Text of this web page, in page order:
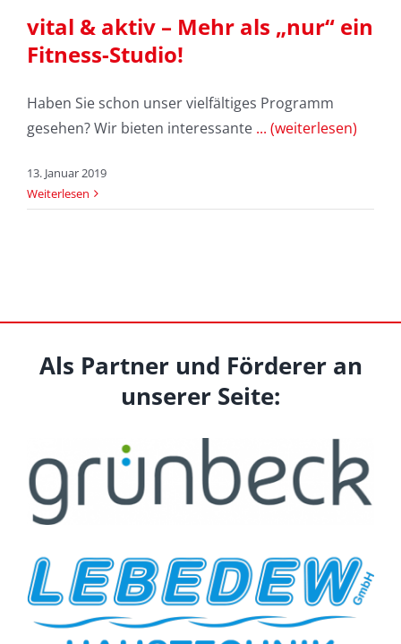
vital & aktiv – Mehr als „nur“ ein
Fitness-Studio!
Haben Sie schon unser vielfältiges Programm
gesehen? Wir bieten interessante ... (weiterlesen)
13. Januar 2019
Weiterlesen
Als Partner und Förderer an
unserer Seite: